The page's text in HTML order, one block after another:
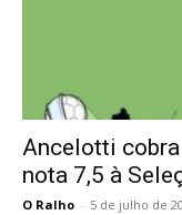
Ancelotti
nota 7,5 à
O Ralho - 5 de julho de